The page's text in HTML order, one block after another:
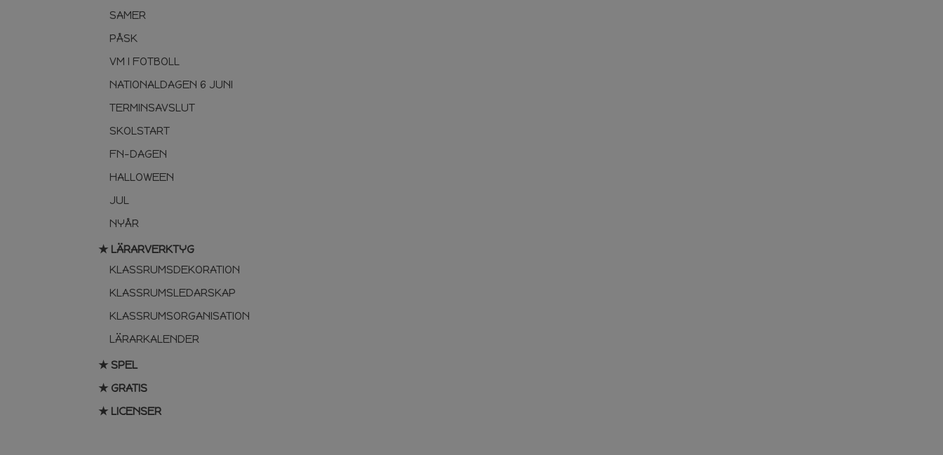
SAMER
PÅSK
VM I FOTBOLL
NATIONALDAGEN 6 JUNI
TERMINSAVSLUT
SKOLSTART
FN-DAGEN
HALLOWEEN
JUL
NYÅR
★ LÄRARVERKTYG
KLASSRUMSDEKORATION
KLASSRUMSLEDARSKAP
KLASSRUMSORGANISATION
LÄRARKALENDER
★ SPEL
★ GRATIS
★ LICENSER